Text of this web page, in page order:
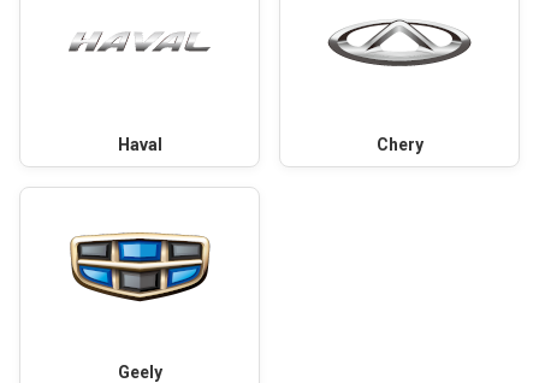
Haval Chery
Geely